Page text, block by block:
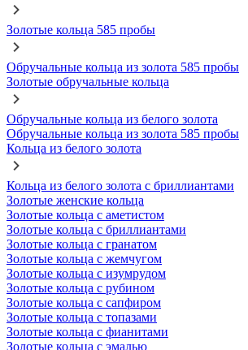
Золотые кольца 585 пробы
Обручальные кольца из золота 585 пробы
Золотые обручальные кольца
Обручальные кольца из белого золота
Обручальные кольца из золота 585 пробы
Кольца из белого золота
Кольца из белого золота с бриллиантами
Золотые женские кольца
Золотые кольца с аметистом
Золотые кольца с бриллиантами
Золотые кольца с гранатом
Золотые кольца с жемчугом
Золотые кольца с изумрудом
Золотые кольца с рубином
Золотые кольца с сапфиром
Золотые кольца с топазами
Золотые кольца с фианитами
Золотые кольца с эмалью